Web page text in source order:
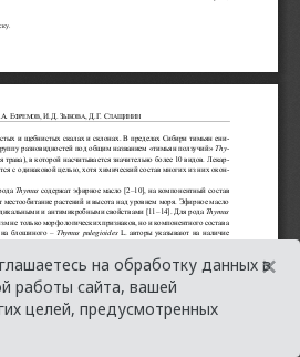
на обработку данных в
работы сайта, вашей
целей, предусмотренных
×